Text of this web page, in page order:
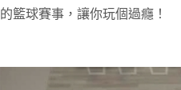
的籃球賽事，讓你玩個過癮！